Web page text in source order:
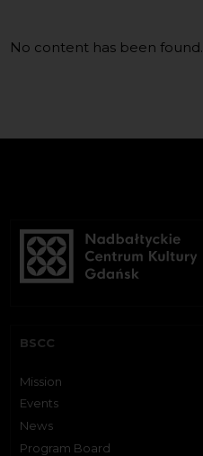
No content has been found.
BSCC
Mission
Events
News
Program Board